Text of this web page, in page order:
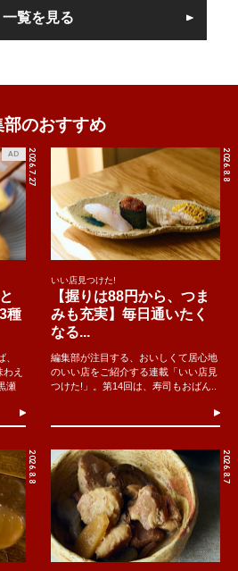
一覧を見る
部のおすすめ
2026.7.27
AD
種
え
瀬
2026.8.8
いい店見つけた!
【握りは88円から、つま
みも充実】毎日通いたく
なる...
編集部が注目する、おいしくて居心地
のいい店をご紹介する連載「いい店見
つけた!」。第14回は、寿司もおばん..
2026.8.8 2026.8.7